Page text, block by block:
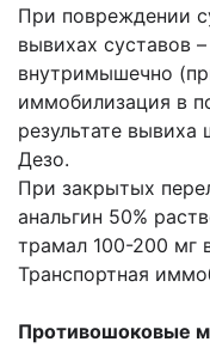
При повреждении
вывихах суставов
внутримышечно
иммобилизация в
результате
Дезо.
При закрытых
анальгин 50%
трамал 100-200 мг
Транспортная
Противошоковые